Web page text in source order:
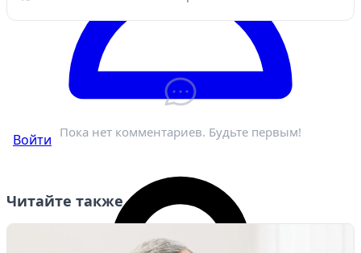
Войти
Ваше имя*
Электронная почта*
Пока нет комментариев. Будьте первым!
Читайте также